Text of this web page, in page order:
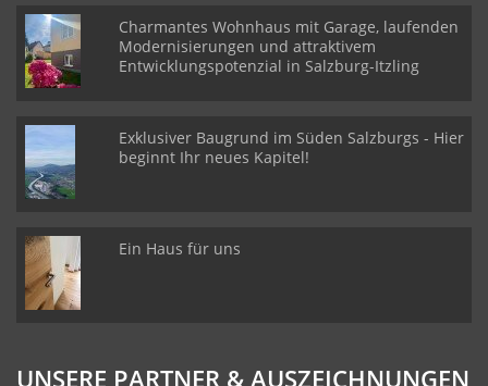
Charmantes Wohnhaus mit Garage, laufenden
Modernisierungen und attraktivem
Entwicklungspotenzial in Salzburg-Itzling
Exklusiver Baugrund im Süden Salzburgs - Hier
beginnt Ihr neues Kapitel!
Ein Haus für uns
UNSERE PARTNER & AUSZEICHNUNGEN